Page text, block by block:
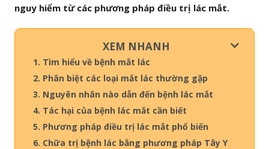
nguy hiểm từ các phương pháp điều trị lác mắt.
XEM NHANH
1. Tìm hiểu về bệnh mắt lác
2. Phân biệt các loại mắt lác thường gặp
3. Nguyên nhân nào dẫn đến bệnh lác mắt
4. Tác hại của bệnh lác mắt cần biết
5. Phương pháp điều trị lác mắt phổ biến
6. Chữa trị bệnh lác bằng phương pháp Tây Y